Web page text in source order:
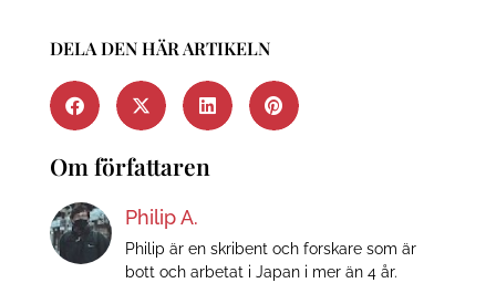
DELA DEN HÄR ARTIKELN
Om författaren
Philip A.
Philip är en skribent och forskare som är
bott och arbetat i Japan i mer än 4 år.